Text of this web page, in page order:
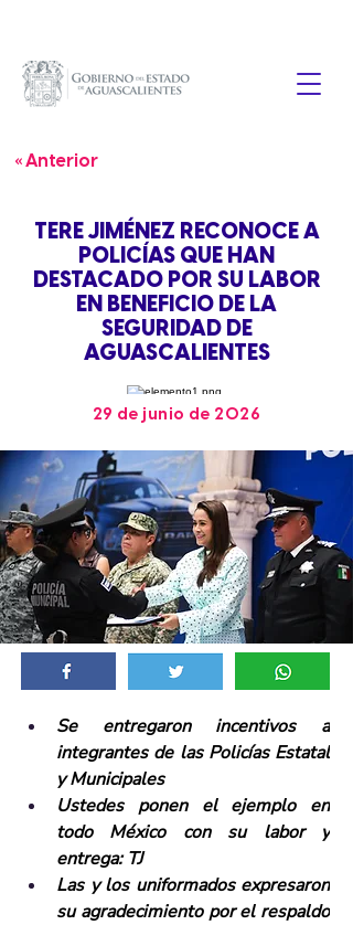
« Anterior
TERE JIMÉNEZ RECONOCE A
POLICÍAS QUE HAN
DESTACADO POR SU LABOR
EN BENEFICIO DE LA
SEGURIDAD DE
AGUASCALIENTES
29 de junio de 2026
Se entregaron incentivos a
integrantes de las Policías Estatal
y Municipales
Ustedes ponen el ejemplo en
todo México con su labor y
entrega: TJ
Las y los uniformados expresaron
su agradecimiento por el respaldo